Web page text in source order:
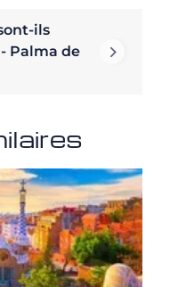
ils
Palma de